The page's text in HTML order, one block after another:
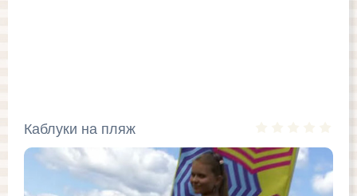
Каблуки на пляж